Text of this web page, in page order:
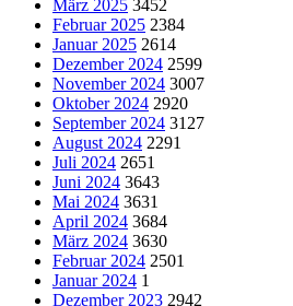
März 2025 3452
Februar 2025 2384
Januar 2025 2614
Dezember 2024 2599
November 2024 3007
Oktober 2024 2920
September 2024 3127
August 2024 2291
Juli 2024 2651
Juni 2024 3643
Mai 2024 3631
April 2024 3684
März 2024 3630
Februar 2024 2501
Januar 2024 1
Dezember 2023 2942